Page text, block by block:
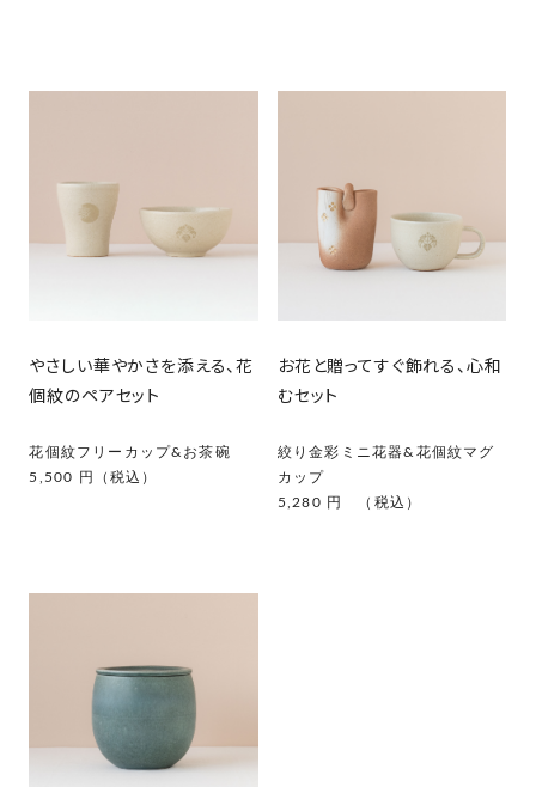
やさしい華やかさを添える、花
個紋のペアセット
花個紋フリーカップ&お茶碗
5,500 円（税込）
お花と贈ってすぐ飾れる、心和
むセット
絞り金彩ミニ花器&花個紋マグ
カップ
5,280 円 （税込）